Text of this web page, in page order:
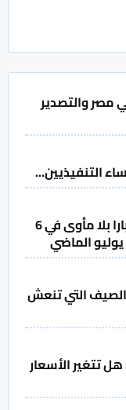
مصر والتصدير
التنفيذيين...
التضامن.. فرق التدخل السريع تنقذ كبارا بلا مأوى في 6
التي تنعش
تتغير الأسعار